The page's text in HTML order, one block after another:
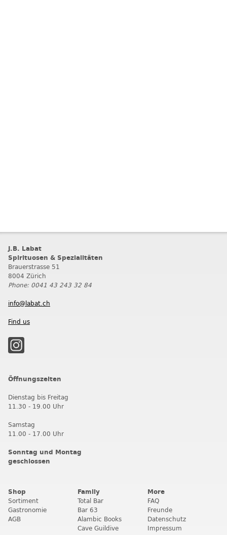
J.B. Labat
Spirituosen & Spezialitäten
Brauerstrasse 51
8004 Zürich
Phone: 0041 43 243 32 84
info@labat.ch
Find us
Öffnungszeiten
Dienstag bis Freitag
11.30 - 19.00 Uhr
Samstag
11.00 - 17.00 Uhr
Sonntag und Montag
geschlossen
Shop
Sortiment
Gastronomie
AGB
Family
Total Bar
Bar 63
Alambic Books
Cave Guildive
More
FAQ
Freunde
Datenschutz
Impressum